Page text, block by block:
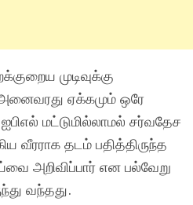
முடிவுக்கு
ஏக்கமும் ஒரே
மட்டுமில்லாமல் சர்வதேச
வீரராக தடம் பதித்திருந்த
அறிவிப்பார் என பல்வேறு
வந்தது.